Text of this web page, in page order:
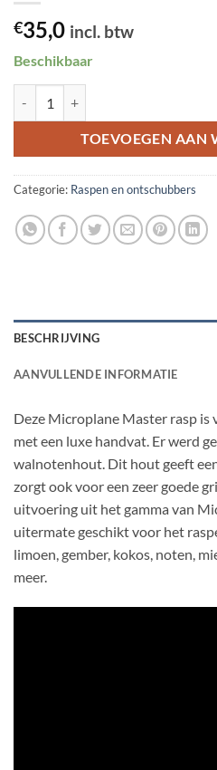
€35,0 incl. btw
Beschikbaar
TOEVOEGEN AAN
Categorie: Raspen en ontschubbers
BESCHRIJVING
AANVULLENDE INFORMATIE
Deze Microplane Master rasp is
met een luxe handvat. Er werd
walnotenhout. Dit hout geeft
zorgt ook voor een zeer goede
uitvoering uit het gamma van
uitermate geschikt voor het
limoen, gember, kokos, noten,
meer.